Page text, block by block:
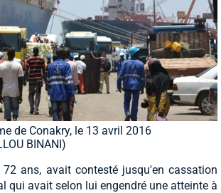
de Conakry, le 13 avril 2016
BINANI)
72 ans, avait contesté jusqu'en cassation
qui avait selon lui engendré une atteinte à